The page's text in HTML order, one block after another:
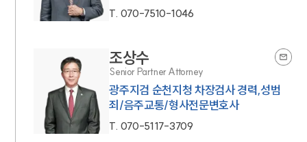
T. 070-7510-1046
조상수
Senior Partner Attorney
광주지검 순천지청 차장검사 경력,성범
죄/음주교통/형사전문변호사
T. 070-5117-3709